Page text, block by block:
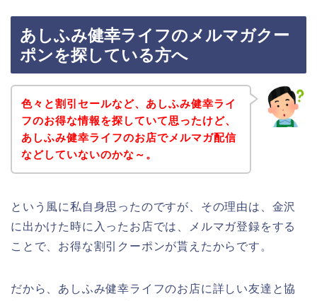
あしふみ健幸ライフのメルマガクー
ポンを探している方へ
色々と割引セールなど、あしふみ健幸ライ
フのお得な情報を探していて思ったけど、
あしふみ健幸ライフのお店でメルマガ配信
などしていないのかな～。
という風に私自身思ったのですが、その理由は、金沢
に出かけた時に入ったお店では、メルマガ登録をする
ことで、お得な割引クーポンが貰えたからです。
だから、あしふみ健幸ライフのお店に詳しい友達と協